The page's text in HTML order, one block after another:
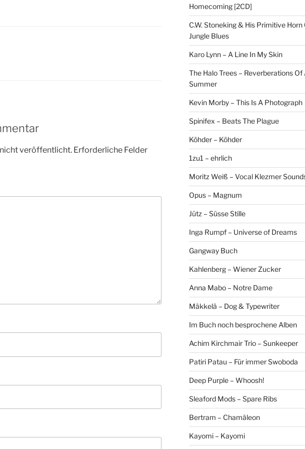
veröffentlicht. Erforderliche Felder
Homecoming [2CD]
C.W. Stoneking & His Primitive
Jungle Blues
Karo Lynn – A Line In My Skin
The Halo Trees – Reverberations Of
Summer
Kevin Morby – This Is A Photograph
Spinifex – Beats The Plague
Köhder – Köhder
1zu1 – ehrlich
Moritz Weiß – Vocal Klezmer
Opus – Magnum
Jütz – Süsse Stille
Inga Rumpf – Universe of Dreams
Gangway Buch
Kahlenberg – Wiener Zucker
Anna Mabo – Notre Dame
Mäkkelä – Dog & Typewriter
Im Buch noch besprochene Alben
Achim Kirchmair Trio – Sunkeeper
Patiri Patau – Für immer Swoboda
Deep Purple – Whoosh!
Sleaford Mods – Spare Ribs
Bertram – Chamäleon
Kayomi – Kayomi